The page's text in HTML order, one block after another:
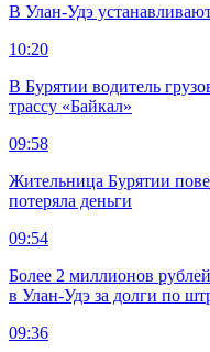
В Улан-Удэ
10:20
В Бурятии водитель
трассу «Байкал»
09:58
Жительница Бурятии
потеряла деньги
09:54
Более 2 миллионов
в Улан-Удэ за долги по
09:36